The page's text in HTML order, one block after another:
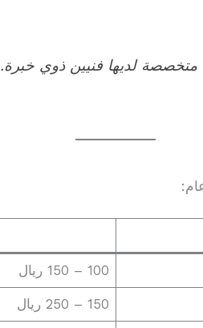
لديها فنيين ذوي خبرة.
100 – 150 ريال
150 – 250 ريال